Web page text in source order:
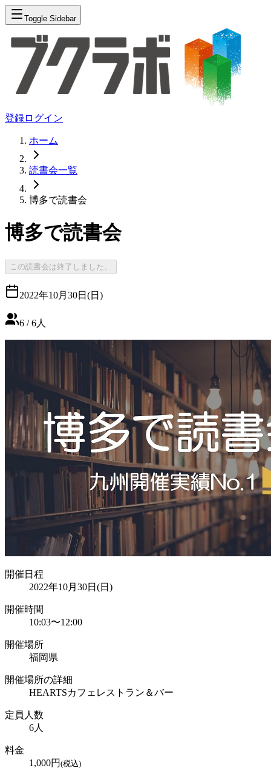
Toggle Sidebar
登録ログイン
ホーム
読書会一覧
博多で読書会
博多で読書会
この読書会は終了しました。
2022年10月30日(日)
6 /6人
開催日程
2022年10月30日(日)
開催時間
10:03〜12:00
開催場所
福岡県
開催場所の詳細
HEARTSカフェレストラン＆バー
定員人数
6人
料金
1,000円 (税込)